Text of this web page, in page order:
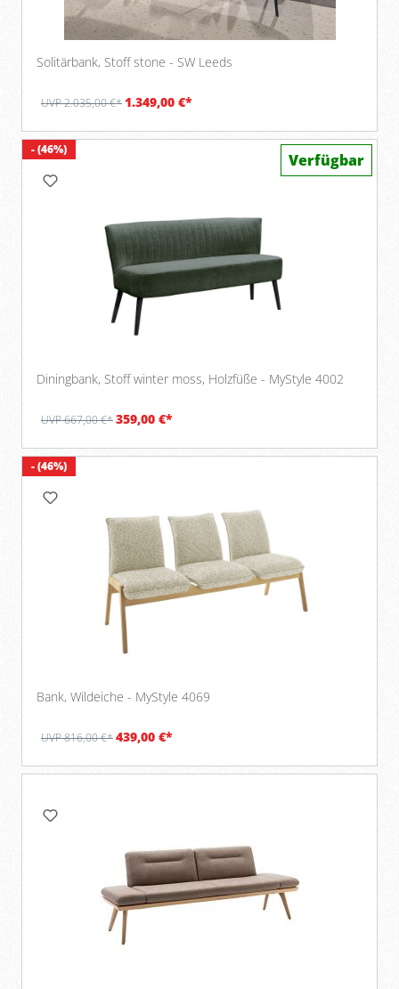
Solitärbank, Stoff stone - SW Leeds
UVP 2.035,00 €*1.349,00 €*
- (46%)
Diningbank, Stoff winter moss, Holzfüße - MyStyle 4002
UVP 667,00 €*359,00 €*
Verfügbar
- (46%)
Bank, Wildeiche - MyStyle 4069
UVP 816,00 €*439,00 €*